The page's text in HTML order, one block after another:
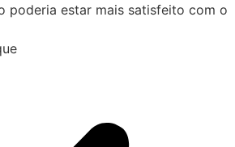
poderia estar mais satisfeito com o